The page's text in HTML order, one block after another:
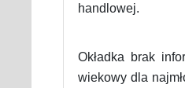
handlowej.
Okładka brak
wiekowy dla